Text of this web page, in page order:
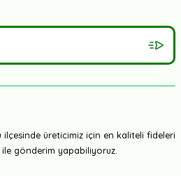
üreticimiz için en kaliteli fideleri
gönderim yapabiliyoruz.